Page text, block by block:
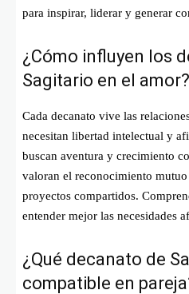
para inspirar, liderar y generar
¿Cómo influyen los
Sagitario en el amor?
Cada decanato vive las
necesitan libertad intelectual y
buscan aventura y crecimiento
valoran el reconocimiento
proyectos compartidos.
entender mejor las necesidades
¿Qué decanato de
compatible en